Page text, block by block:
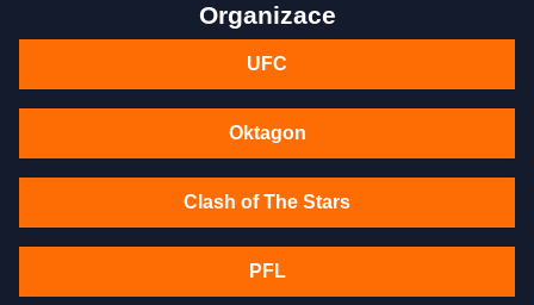
Organizace
UFC
Oktagon
Clash of The Stars
PFL